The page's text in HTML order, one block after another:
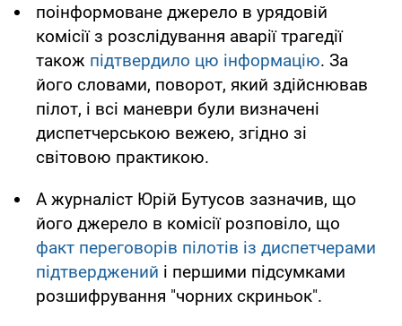
поінформоване джерело в урядовій
комісії з розслідування аварії трагедії
також підтвердило цю інформацію. За
його словами, поворот, який здійснював
пілот, і всі маневри були визначені
диспетчерською вежею, згідно зі
світовою практикою.
А журналіст Юрій Бутусов зазначив, що
його джерело в комісії розповіло, що
факт переговорів пілотів із диспетчерами
підтверджений і першими підсумками
розшифрування "чорних скриньок".